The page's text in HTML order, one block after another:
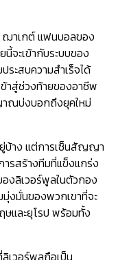
ฌาเกต์ แฟนบอลของ
จะเข้ากับระบบของ
ระสบความสำเร็จได้
ข้าสู่ช่วงท้ายของอาชีพ
ณบ่งบอกถึงยุคใหม่
บ้าง แต่การเซ็นสัญญา
รสร้างทีมที่แข็งแกร่ง
งลิเวอร์พูลในตัวกอง
งมั่นของพวกเขาที่จะ
และยุโรป พร้อมทั้ง
เวอร์พูลถือเป็น